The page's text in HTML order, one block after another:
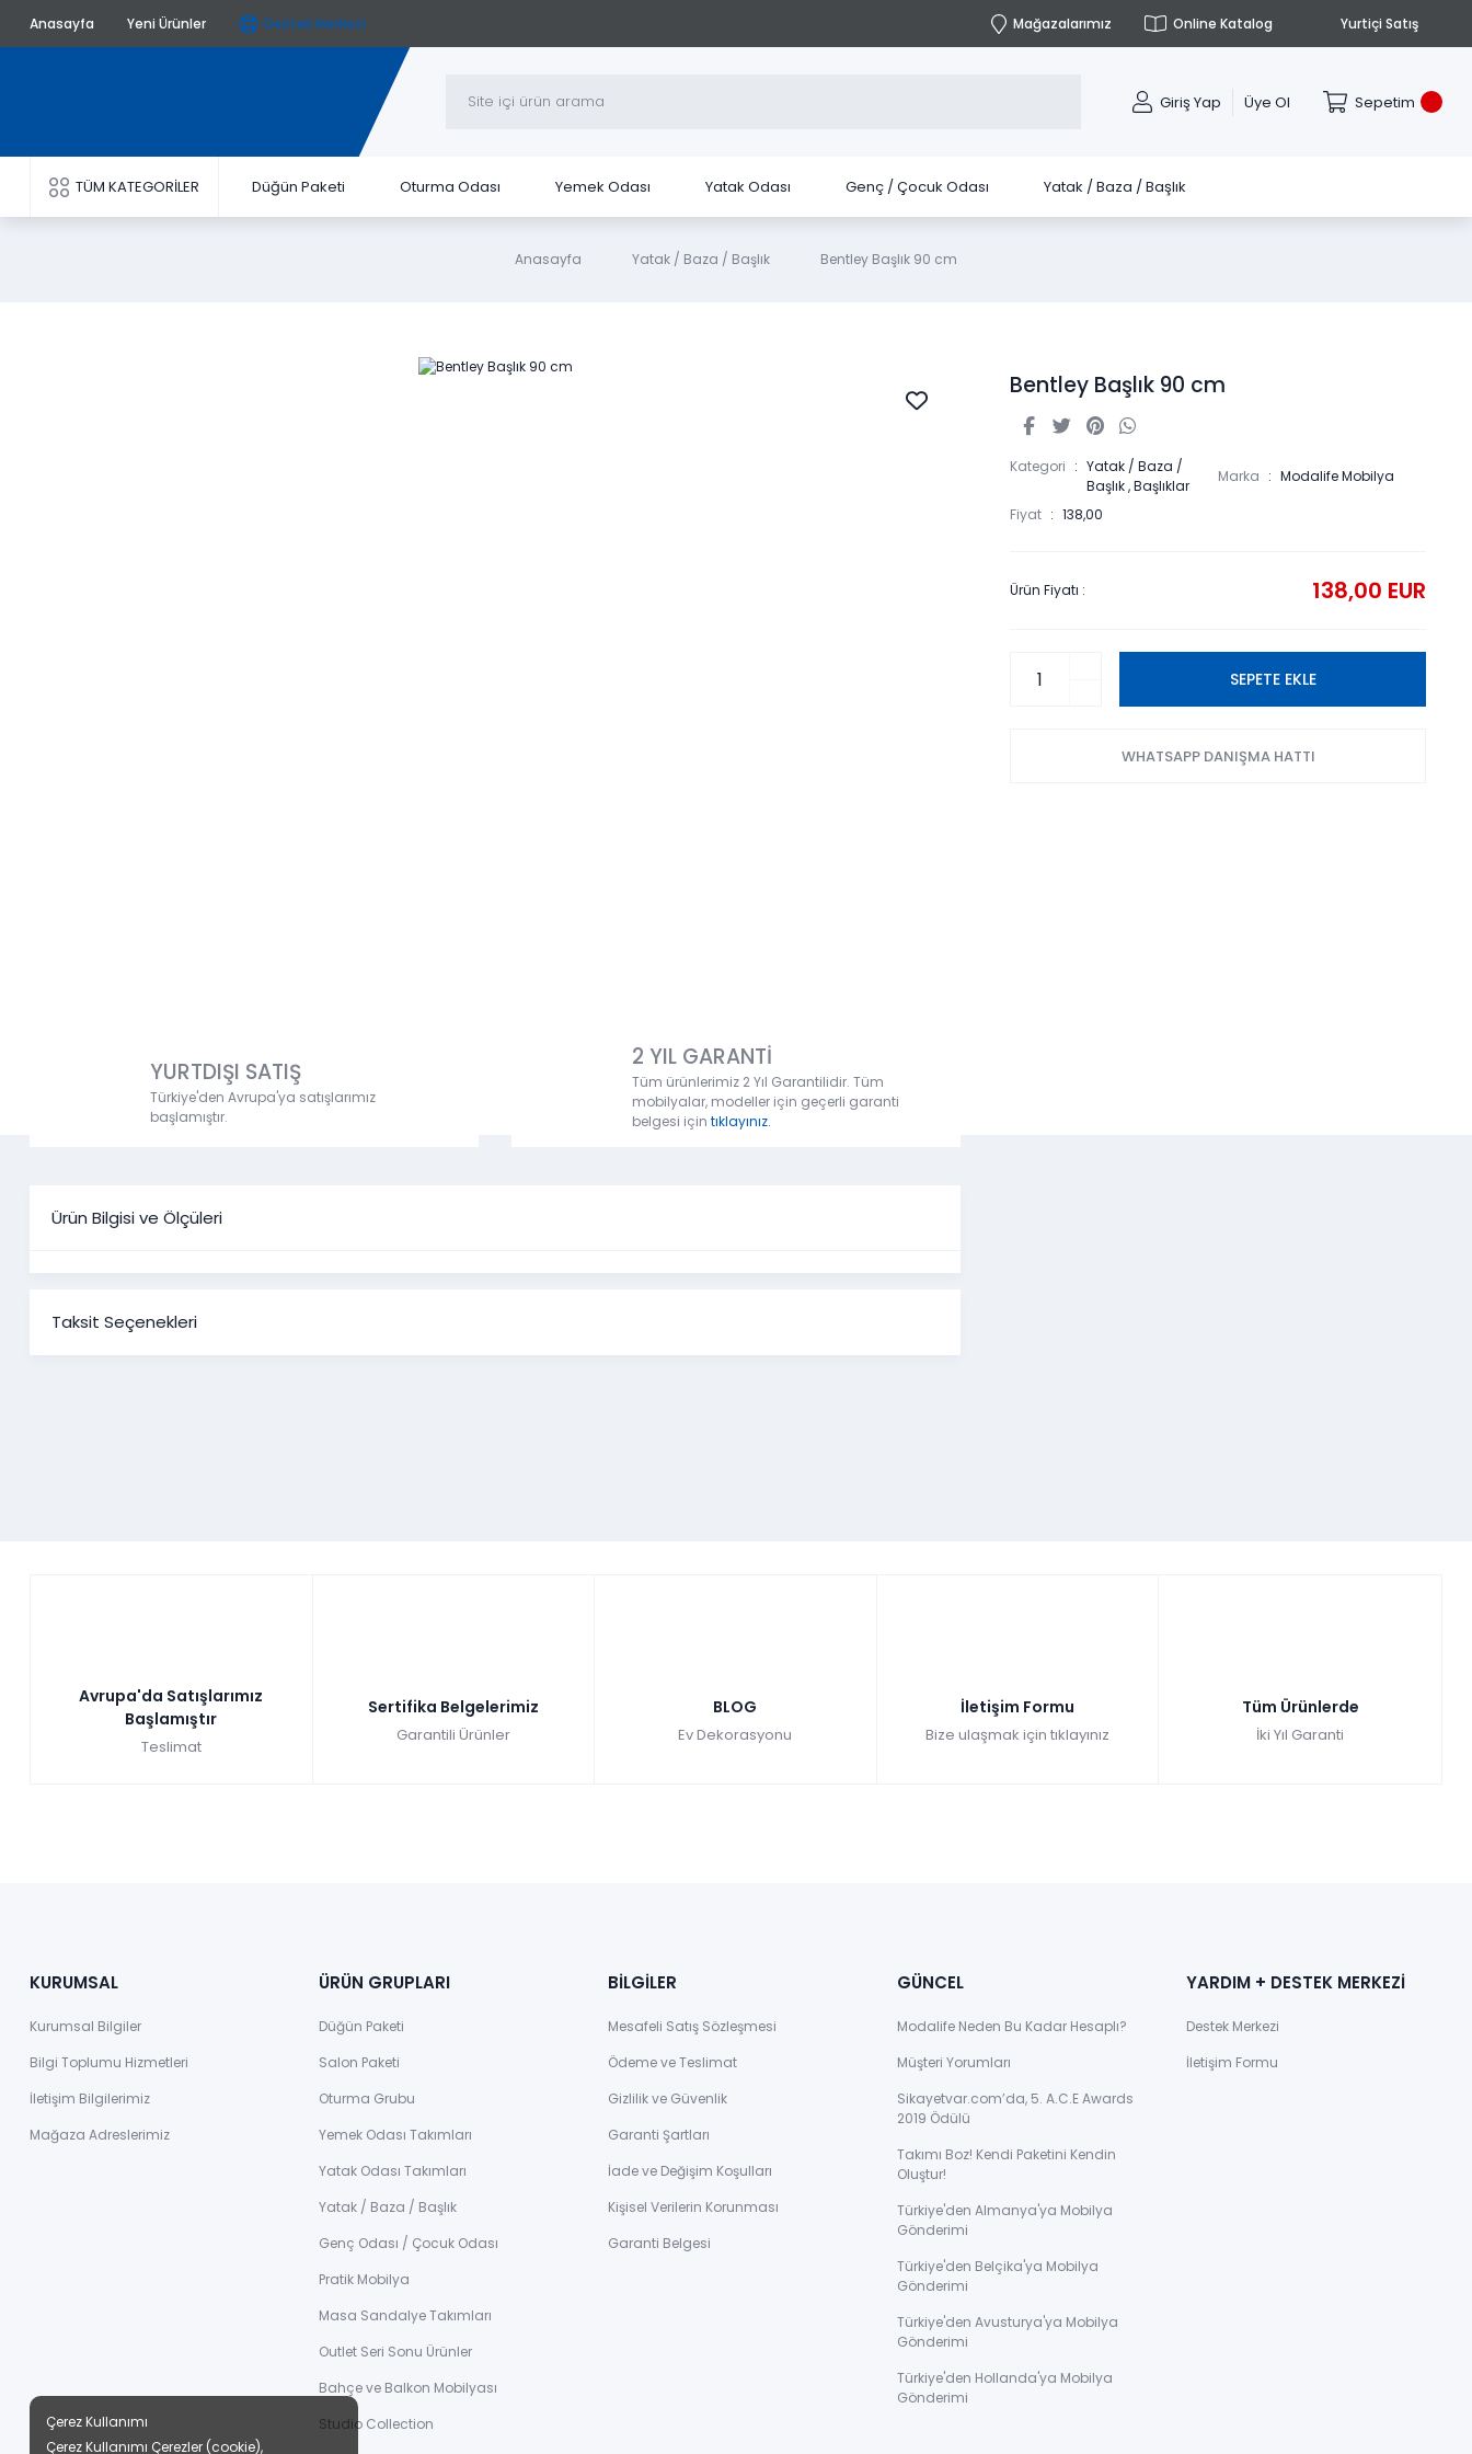
Anasayfa Yeni Ürünler Destek Merkezi Mağazalarımız Online Katalog Yurtiçi Satış
Giriş Yap Üye Ol Sepetim
TÜM KATEGORİLER Düğün Paketi Oturma Odası Yemek Odası Yatak Odası Genç / Çocuk Odası Yatak / Baza / Başlık
Anasayfa Yatak / Baza / Başlık Bentley Başlık 90 cm
YURTDIŞI SATIŞ
Türkiye'den Avrupa'ya satışlarımız
başlamıştır.
2 YIL GARANTİ
Tüm ürünlerimiz 2 Yıl Garantilidir. Tüm
mobilyalar, modeller için geçerli garanti
belgesi için tıklayınız.
Ürün Bilgisi ve Ölçüleri
Taksit Seçenekleri
Bentley Başlık 90 cm
Kategori
Yatak / Baza /
Başlık,Başlıklar
Marka Modalife Mobilya
Fiyat 138,00
Ürün Fiyatı : 138,00 EUR
SEPETE EKLE
WHATSAPP DANIŞMA HATTI
Avrupa'da Satışlarımız
Başlamıştır
Teslimat
Sertifika Belgelerimiz
Garantili Ürünler
BLOG
Ev Dekorasyonu
İletişim Formu
Bize ulaşmak için tıklayınız
Tüm Ürünlerde
İki Yıl Garanti
KURUMSAL
Kurumsal Bilgiler
Bilgi Toplumu Hizmetleri
İletişim Bilgilerimiz
Mağaza Adreslerimiz
ÜRÜN GRUPLARI
Düğün Paketi
Salon Paketi
Oturma Grubu
Yemek Odası Takımları
Yatak Odası Takımları
Yatak / Baza / Başlık
Genç Odası / Çocuk Odası
Pratik Mobilya
Masa Sandalye Takımları
Outlet Seri Sonu Ürünler
Bahçe ve Balkon Mobilyası
Studio Collection
BİLGİLER
Mesafeli Satış Sözleşmesi
Ödeme ve Teslimat
Gizlilik ve Güvenlik
Garanti Şartları
İade ve Değişim Koşulları
Kişisel Verilerin Korunması
Garanti Belgesi
GÜNCEL
Modalife Neden Bu Kadar Hesaplı?
Müşteri Yorumları
Sikayetvar.com’da, 5. A.C.E Awards
2019 Ödülü
Takımı Boz! Kendi Paketini Kendin
Oluştur!
Türkiye'den Almanya'ya Mobilya
Gönderimi
Türkiye'den Belçika'ya Mobilya
Gönderimi
Türkiye'den Avusturya'ya Mobilya
Gönderimi
Türkiye'den Hollanda'ya Mobilya
Gönderimi
YARDIM + DESTEK MERKEZİ
Destek Merkezi
İletişim Formu
Çerez Kullanımı
Çerez Kullanımı Çerezler (cookie),